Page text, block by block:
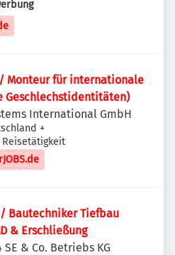
Monteur für internationale
Geschlechstidentitäten)
International GmbH
+
Bautechniker Tiefbau
& Erschließung
SE & Co. Betriebs KG